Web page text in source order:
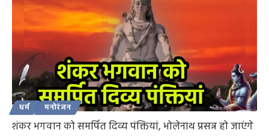
धर्म मनोरंजन
शंकर भगवान को समर्पित दिव्य पंक्तियां, भोलेनाथ प्रसन्न हो जाएंगे